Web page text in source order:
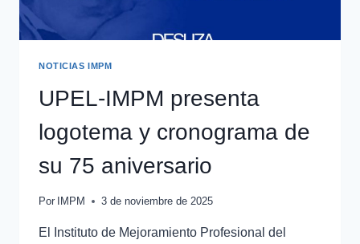
NOTICIAS IMPM
UPEL-IMPM presenta
logotema y cronograma de
su 75 aniversario
Por IMPM 3 de noviembre de 2025
El Instituto de Mejoramiento Profesional del